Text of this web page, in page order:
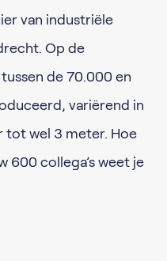
van industriële
Op de
de 70.000 en
variërend in
tot wel 3 meter. Hoe
600 collega’s weet je